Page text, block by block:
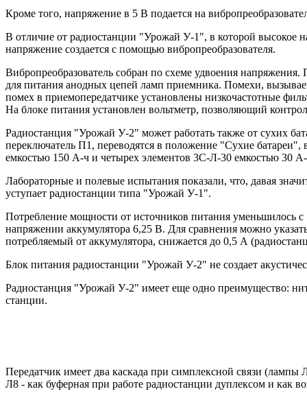
Кроме того, напряжение в 5 В подается на
В отличие от радиостанции "Урожай У-1", в которой высокое
напряжение создается с помощью вибропреобразователя.
Вибропреобразователь собран по схеме удвоения
для питания анодных цепей ламп приемника. Помехи,
помех в приемопередатчике установлены низкочастотные
На блоке питания установлен вольтметр, позволяющий
Радиостанция "Урожай У-2" может работать также от сухих
переключатель П1, переводятся в положение "Сухие
емкостью 150 А-ч и четырех элементов 3С-Л-30 емкостью 30 А-
Лабораторные и полевые испытания показали, что, давая
уступает радиостанции типа "Урожай У-1".
Потребление мощности от источников питания уменьшилось с
напряжении аккумулятора 6,25 В. Для сравнения можно
потребляемый от аккумулятора, снижается до 0,5 А
Блок питания радиостанции "Урожай У-2" не создает
Радиостанция "Урожай У-2" имеет еще одно преимущество:
станции.
Передатчик имеет два каскада при симплексной связи
Л8 - как буферная при работе радиостанции дуплексом и как